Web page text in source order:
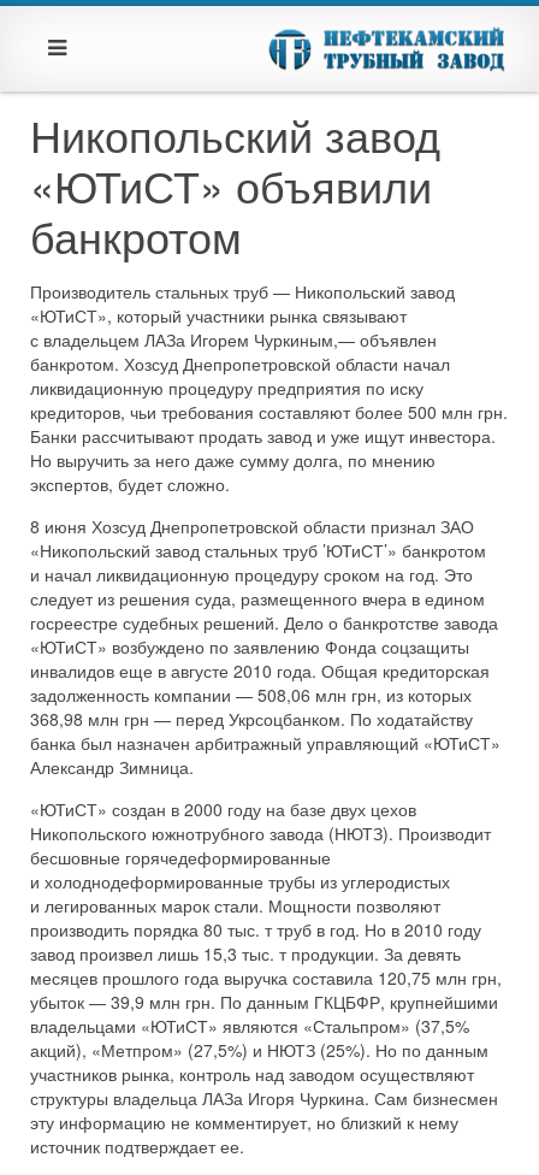
Никопольский завод
«ЮТиСТ» объявили
банкротом
Производитель стальных труб — Никопольский завод
«ЮТиСТ», который участники рынка связывают
с владельцем ЛАЗа Игорем Чуркиным,— объявлен
банкротом. Хозсуд Днепропетровской области начал
ликвидационную процедуру предприятия по иску
кредиторов, чьи требования составляют более 500 млн грн.
Банки рассчитывают продать завод и уже ищут инвестора.
Но выручить за него даже сумму долга, по мнению
экспертов, будет сложно.
8 июня Хозсуд Днепропетровской области признал ЗАО
«Никопольский завод стальных труб ’ЮТиСТ’» банкротом
и начал ликвидационную процедуру сроком на год. Это
следует из решения суда, размещенного вчера в едином
госреестре судебных решений. Дело о банкротстве завода
«ЮТиСТ» возбуждено по заявлению Фонда соцзащиты
инвалидов еще в августе 2010 года. Общая кредиторская
задолженность компании — 508,06 млн грн, из которых
368,98 млн грн — перед Укрсоцбанком. По ходатайству
банка был назначен арбитражный управляющий «ЮТиСТ»
Александр Зимница.
«ЮТиСТ» создан в 2000 году на базе двух цехов
Никопольского южнотрубного завода (НЮТЗ). Производит
бесшовные горячедеформированные
и холоднодеформированные трубы из углеродистых
и легированных марок стали. Мощности позволяют
производить порядка 80 тыс. т труб в год. Но в 2010 году
завод произвел лишь 15,3 тыс. т продукции. За девять
месяцев прошлого года выручка составила 120,75 млн грн,
убыток — 39,9 млн грн. По данным ГКЦБФР, крупнейшими
владельцами «ЮТиСТ» являются «Стальпром» (37,5%
акций), «Метпром» (27,5%) и НЮТЗ (25%). Но по данным
участников рынка, контроль над заводом осуществляют
структуры владельца ЛАЗа Игоря Чуркина. Сам бизнесмен
эту информацию не комментирует, но близкий к нему
источник подтверждает ее.